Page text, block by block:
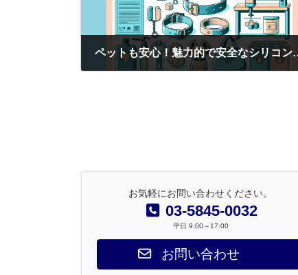
ペットも安心！魅力的で
お気軽にお問い合わせください。
03-5845-0032
平日 9:00～17:00
お問い合わせ